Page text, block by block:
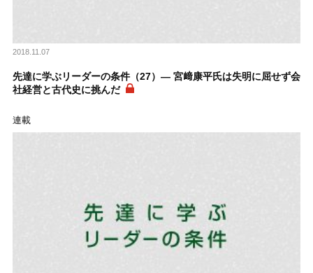
2018.11.07
先達に学ぶリーダーの条件（27）― 宮﨑康平氏は失明に屈せず会
社経営と古代史に挑んだ
連載